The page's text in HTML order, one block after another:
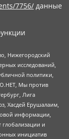
7756/ данные
Нижегородский
исследований,
политики,
Мы против
Лига
Хасдей Ерушалаим,
информации,
и
инициатив